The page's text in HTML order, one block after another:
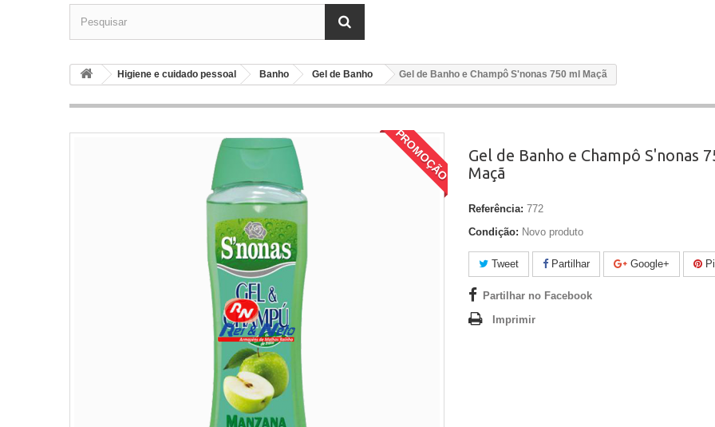
Higiene e cuidado pessoal Banho Gel de Banho Gel de Banho e Champô S'nonas 750 ml Maçã
PROMOÇÃO
Gel de Banho e Champô S'nonas
Maçã
Referência: 772
Condição: Novo produto
Tweet Partilhar Google+
Partilhar no Facebook
Imprimir